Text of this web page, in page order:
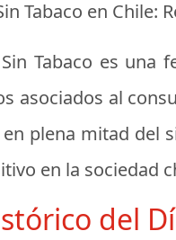
Tabaco en
Tabaco es una
asociados al
en plena mitad del
en la sociedad
del